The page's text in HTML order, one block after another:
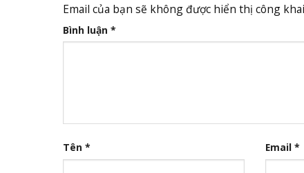
Email của bạn sẽ không được hiển thị công
Bình luận *
Tên * Email *